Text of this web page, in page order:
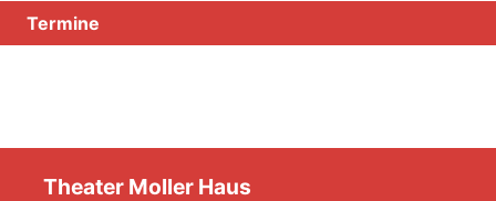
Termine
Theater Moller Haus